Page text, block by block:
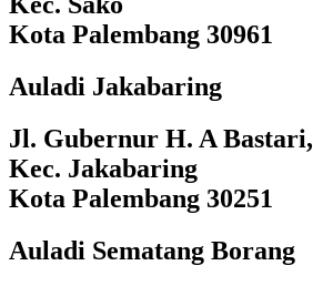
Kota Palembang 30961
Auladi Jakabaring
Jl. Gubernur H. A Bastari,
Kec. Jakabaring
Kota Palembang 30251
Auladi Sematang Borang